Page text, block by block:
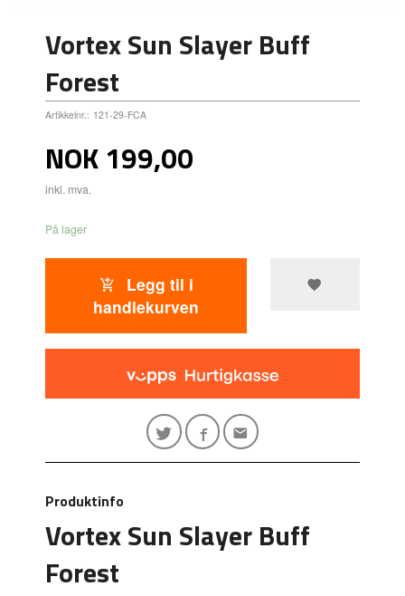
Vortex Sun Slayer Buff
Forest
Artikkelnr.: 121-29-FCA
Pris
NOK199,00
inkl. mva.
På lager
Legg til i
handlekurven
Produktinfo
Vortex Sun Slayer Buff
Forest